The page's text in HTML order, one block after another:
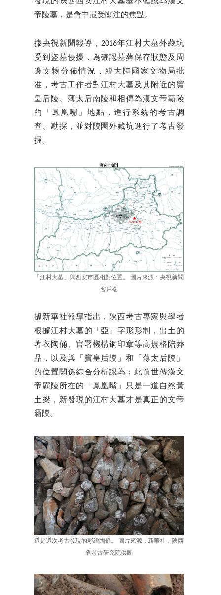
帝陵墓，是會中最受關注的焦點。
據央視新聞報導，2016年江村大墓外藏坑
受到盜墓侵擾，為確認墓葬保存狀態及周
邊文物分佈情況，經大陸國家文物局批
准，考古工作者對江村大墓及其附近的竇
皇后陵、薄太后南陵和相傳為漢文帝霸陵
的「鳳凰嘴」地點，進行系統的考古調
查、勘探，並對陵園外藏坑進行了考古發
掘。
「江村大墓」與西安市區相對位置。 圖片來源：央視新聞
客戶端
據新華社報導指出，陝西考古專家與學者
根據江村大墓的「亞」字形形制，出土的
著衣陶俑、官署機構銅印章等高規格陪葬
品，以及與「竇皇后陵」和「薄太后陵」
的位置關係綜合分析認為：此前世傳漢文
帝霸陵所在的「鳳凰嘴」只是一道自然黃
土梁，新發現的江村大墓才是真正的文帝
霸陵。
這是這次考古發現的彩繪陶俑。 圖片來源：新華社，陝西
省考古研究院供圖